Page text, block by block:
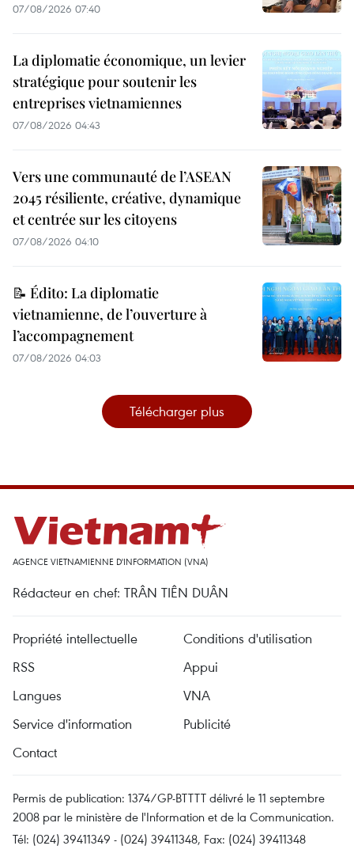
07/08/2026 07:40
La diplomatie économique, un levier
stratégique pour soutenir les
entreprises vietnamiennes
07/08/2026 04:43
Vers une communauté de l’ASEAN
2045 résiliente, créative, dynamique
et centrée sur les citoyens
07/08/2026 04:10
📝 Édito: La diplomatie
vietnamienne, de l’ouverture à
l’accompagnement
07/08/2026 04:03
Télécharger plus
AGENCE VIETNAMIENNE D'INFORMATION (VNA)
Rédacteur en chef: TRÂN TIÊN DUÂN
Propriété intellectuelle
Conditions d'utilisation
RSS
Appui
Langues
VNA
Service d'information
Publicité
Contact
Permis de publication: 1374/GP-BTTTT délivré le 11 septembre
2008 par le ministère de l'Information et de la Communication.
Tél: (024) 39411349 - (024) 39411348, Fax: (024) 39411348